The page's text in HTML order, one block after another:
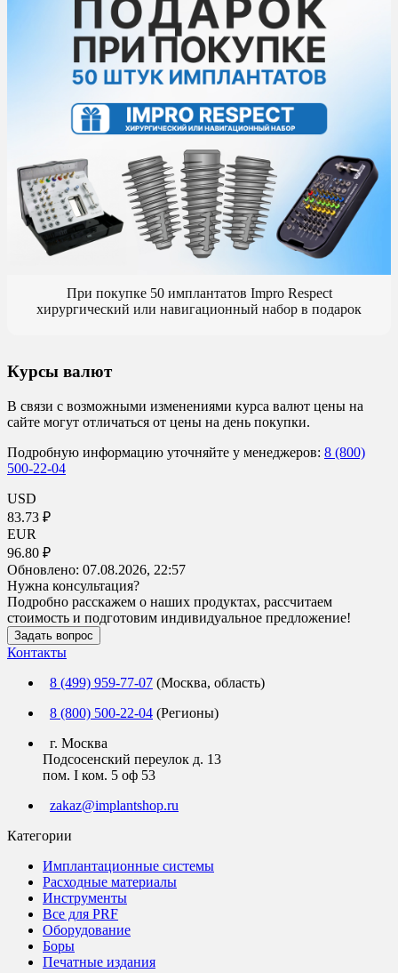
При покупке 50 имплантатов Impro Respect
хирургический или навигационный набор в подарок
Курсы валют
В связи с возможными изменениями курса валют цены на
сайте могут отличаться от цены на день покупки.
Подробную информацию уточняйте у менеджеров: 8 (800)
500-22-04
USD
83.73 ₽
EUR
96.80 ₽
Обновлено: 07.08.2026, 22:57
Нужна консультация?
Подробно расскажем о наших продуктах, рассчитаем
стоимость и подготовим индивидуальное предложение!
Задать вопрос
Контакты
8 (499) 959-77-07 (Москва, область)
8 (800) 500-22-04 (Регионы)
г. Москва
Подсосенский переулок д. 13
пом. I ком. 5 оф 53
zakaz@implantshop.ru
Категории
Имплантационные системы
Расходные материалы
Инструменты
Все для PRF
Оборудование
Боры
Печатные издания